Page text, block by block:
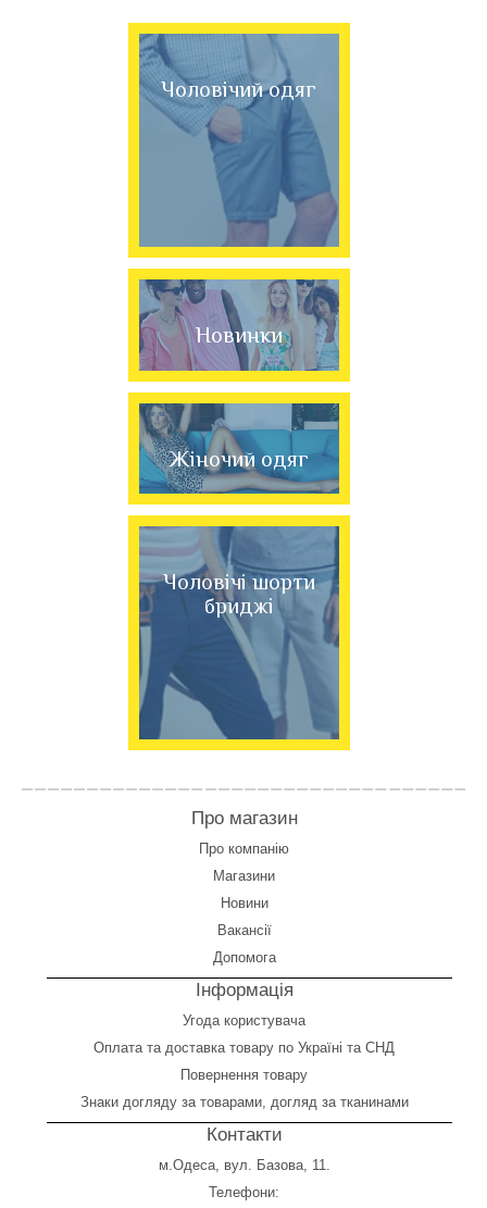
Чоловічий одяг
Новинки
Жіночий одяг
Чоловічі шорти
бриджі
Про магазин
Про компанію
Магазини
Новини
Вакансії
Допомога
Інформація
Угода користувача
Оплататадоставка товару по Україні та СНД
Повернення товару
Знаки догляду за товарами, догляд за тканинами
Контакти
м.Одеса, вул. Базова, 11.
Телефони: